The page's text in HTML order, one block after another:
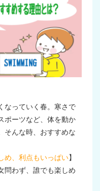
なっていく春。寒さで
ポーツなど、体を動か
そんな時、おすすめな
め、利点もいっぱい】
問わず、誰でも楽しめ